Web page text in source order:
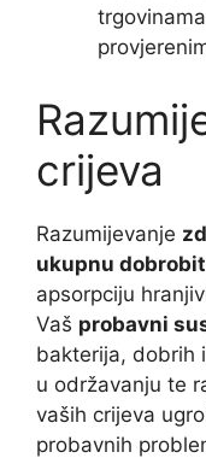
crijeva
Razumijevanje
ukupnu dobrobit
apsorpciju
Vaš probavni
bakterija, dobrih
u održavanju te
vaših crijeva
probavnih